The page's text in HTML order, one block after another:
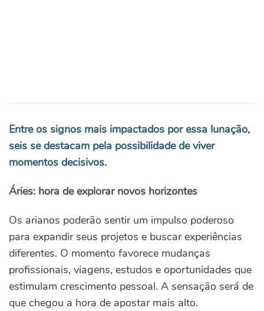
Entre os signos mais impactados por essa lunação,
seis se destacam pela possibilidade de viver
momentos decisivos.
Áries: hora de explorar novos horizontes
Os arianos poderão sentir um impulso poderoso
para expandir seus projetos e buscar experiências
diferentes. O momento favorece mudanças
profissionais, viagens, estudos e oportunidades que
estimulam crescimento pessoal. A sensação será de
que chegou a hora de apostar mais alto.